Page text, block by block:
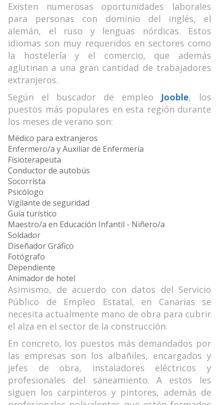
Existen numerosas oportunidades laborales
para personas con dominio del inglés, el
alemán, el ruso y lenguas nórdicas. Estos
idiomas son muy requeridos en sectores como
la hostelería y el comercio, que además
aglutinan a una gran cantidad de trabajadores
extranjeros.
Según el buscador de empleo Jooble, los
puestos más populares en esta región durante
los meses de verano son:
Médico para extranjeros
Enfermero/a y Auxiliar de Enfermería
Fisioterapeuta
Conductor de autobús
Socorrista
Psicólogo
Vigilante de seguridad
Guía turístico
Maestro/a en Educación Infantil - Niñero/a
Soldador
Diseñador Gráfico
Fotógrafo
Dependiente
Animador de hotel
Asimismo, de acuerdo con datos del Servicio
Público de Empleo Estatal, en Canarias se
necesita actualmente mano de obra para cubrir
el alza en el sector de la construcción.
En concreto, los puestos más demandados por
las empresas son los albañiles, encargados y
jefes de obra, instaladores eléctricos y
profesionales del saneamiento. A estos les
siguen los carpinteros y pintores, además de